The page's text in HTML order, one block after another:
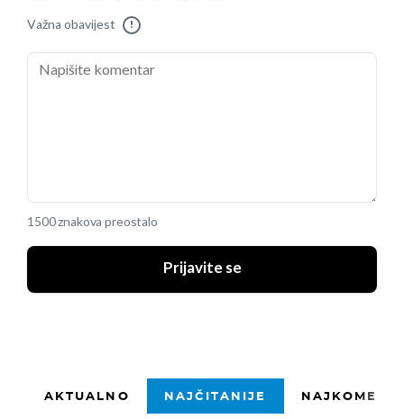
Važna obavijest !
1500 znakova preostalo
Prijavite se
AKTUALNO NAJČITANIJE